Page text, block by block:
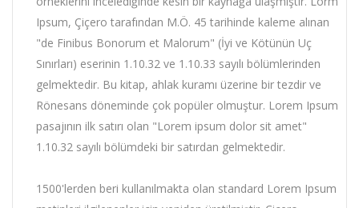
Ipsum, Çiçero tarafından M.Ö. 45 tarihinde kaleme alınan
"de Finibus Bonorum et Malorum" (İyi ve Kötünün Uç
Sınırları) eserinin 1.10.32 ve 1.10.33 sayılı bölümlerinden
gelmektedir. Bu kitap, ahlak kuramı üzerine bir tezdir ve
Rönesans döneminde çok popüler olmuştur. Lorem Ipsum
pasajının ilk satırı olan "Lorem ipsum dolor sit amet"
1.10.32 sayılı bölümdeki bir satırdan gelmektedir.
1500'lerden beri kullanılmakta olan standard Lorem Ipsum